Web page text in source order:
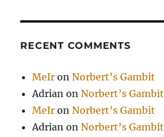
RECENT COMMENTS
MeIr onNorbert’s Gambit
Adrian onNorbert’s Gambit
MeIr onNorbert’s Gambit
Adrian onNorbert’s Gambit